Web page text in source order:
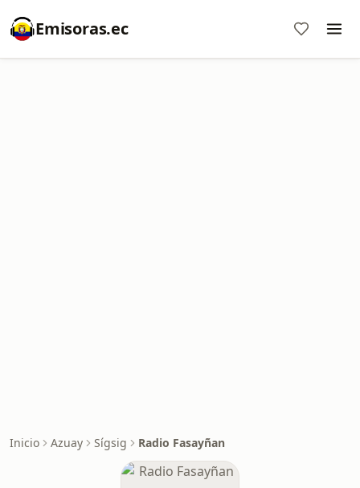
Emisoras.ec
Inicio Azuay Sígsig Radio Fasayñan